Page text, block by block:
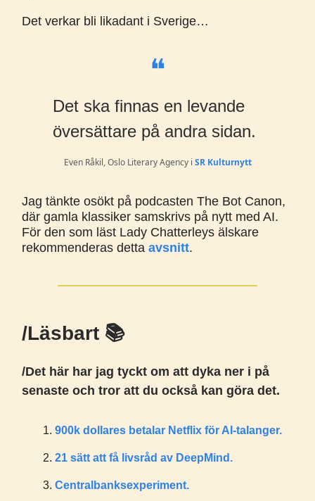
Det verkar bli likadant i Sverige…
❝
Det ska finnas en levande
översättare på andra sidan.
Even Råkil, Oslo Literary Agency i SR Kulturnytt
Jag tänkte osökt på podcasten The Bot Canon,
där gamla klassiker samskrivs på nytt med AI.
För den som läst Lady Chatterleys älskare
rekommenderas detta avsnitt.
/Läsbart 📚️
/Det här har jag tyckt om att dyka ner i på
senaste och tror att du också kan göra det.
900k dollares betalar Netflix för AI-talanger.
21 sätt att få livsråd av DeepMind.
Centralbanksexperiment.